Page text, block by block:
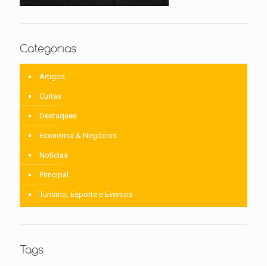
Categorias
Artigos
Curtas
Destaques
Economia & Negócios
Notícias
Principal
Turismo, Esporte e Eventos
Tags